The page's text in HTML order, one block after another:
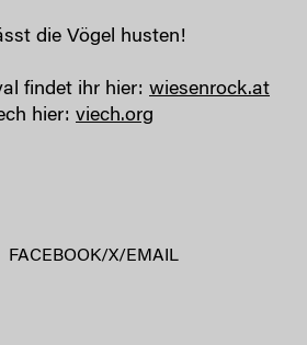
die Vögel husten!
findet ihr hier: wiesenrock.at
hier: viech.org
FACEBOOK/X/ EMAIL